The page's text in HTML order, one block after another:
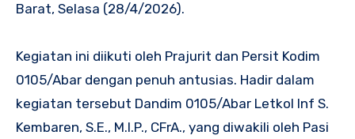
Barat, Selasa (28/4/2026).
Kegiatan ini diikuti oleh Prajurit dan Persit Kodim
0105/Abar dengan penuh antusias. Hadir dalam
kegiatan tersebut Dandim 0105/Abar Letkol Inf S.
Kembaren, S.E., M.I.P., CFrA., yang diwakili oleh Pasi